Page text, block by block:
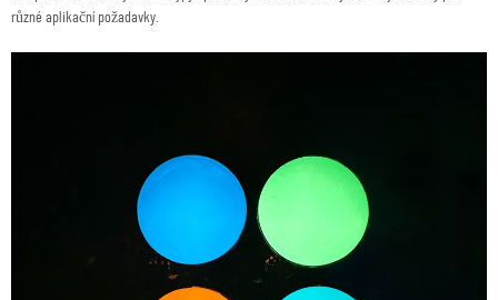
různé aplikační požadavky.